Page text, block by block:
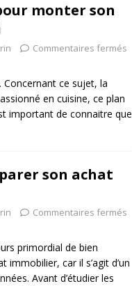
monter son
Commentaires fermés
Concernant ce sujet, la
en cuisine, ce plan
important de connaitre que
son achat
Commentaires fermés
primordial de bien
immobilier, car il s’agit d’un
Avant d’étudier les